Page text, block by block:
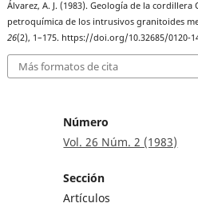
Álvarez, A. J. (1983). Geología de la
petroquímica de los intrusivos granitoides
26(2), 1–175. https://doi.org/10.32685/0120-
Más formatos de cita
Número
Vol. 26 Núm. 2 (1983)
Sección
Artículos